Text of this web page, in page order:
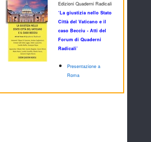
Edizioni Quaderni Radicali
‘La giustizia nello Stato
Città del Vaticano e il
caso Becciu - Atti del
Forum di Quaderni
Radicali’
Presentazione a
Roma